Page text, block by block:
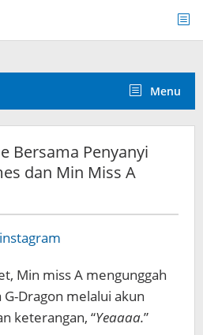
Menu
Bersama Penyanyi
dan Min Miss A
Min miss A mengunggah
Dragon melalui akun
keterangan, “Yeaaaa.”